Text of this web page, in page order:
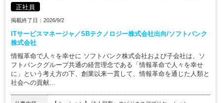
正社員
掲載終了日：2026/9/2
ITサービスマネージャ／SBテクノロジー株式会社出向/ソフトバンク
株式会社
情報革命で人々を幸せに ソフトバンク株式会社および子会社は、ソ
フトバンクグループ共通の経営理念である「情報革命で人々を幸せ
に」という考え方の下、創業以来一貫して、情報革命を通じた人類と
社会への貢献...